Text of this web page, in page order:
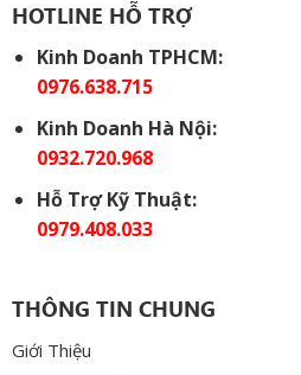
HOTLINE HỖ TRỢ
Kinh Doanh TPHCM:
0976.638.715
Kinh Doanh Hà Nội:
0932.720.968
Hỗ Trợ Kỹ Thuật:
0979.408.033
THÔNG TIN CHUNG
Giới Thiệu